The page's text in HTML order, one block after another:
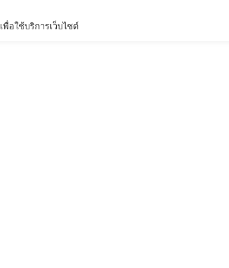
เพื่อใช้บริการเว็บไซต์